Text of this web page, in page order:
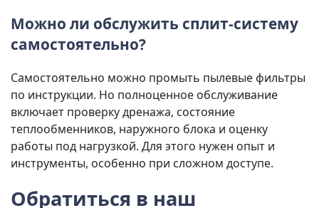
Можно ли обслужить сплит-систему
самостоятельно?
Самостоятельно можно промыть пылевые фильтры
по инструкции. Но полноценное обслуживание
включает проверку дренажа, состояние
теплообменников, наружного блока и оценку
работы под нагрузкой. Для этого нужен опыт и
инструменты, особенно при сложном доступе.
Обратиться в наш